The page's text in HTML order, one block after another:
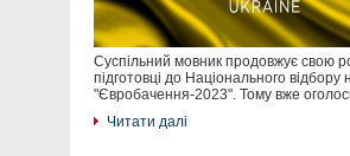
Суспільний мовник продовжує свою
підготовці до Національного відбору
"Євробачення-2023". Тому вже
Читати далі